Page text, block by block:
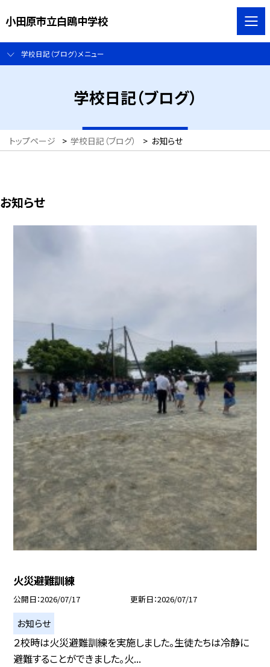
小田原市立白鴎中学校
学校日記（ブログ）メニュー
学校日記（ブログ）
トップページ > 学校日記（ブログ） > お知らせ
お知らせ
火災避難訓練
公開日 2026/07/17 更新日 2026/07/17
お知らせ
２校時は火災避難訓練を実施しました。生徒たちは冷静に
避難することができました。火...